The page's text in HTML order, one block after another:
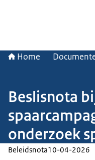
Home
Beslisnota
onderzoek
Beleidsnota10-04-2026